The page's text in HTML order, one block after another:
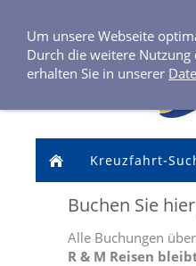
Kreuzfahrt-
Buchen Sie
Alle Buchungen
R & M Reisen
Um unsere Webseite
Durch die weitere
erhalten Sie in unserer